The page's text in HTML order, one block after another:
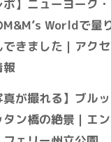
ポ】ニューヨーク
M&M’s Worldで量
きました｜アクセ
報
真が撮れる】ブル
タン橋の絶景｜エ